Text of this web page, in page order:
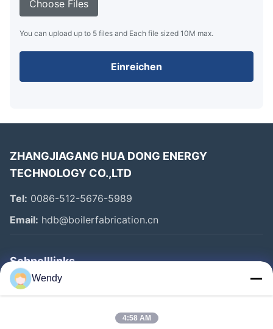
Choose Files
You can upload up to 5 files and Each file sized 10M max.
Einreichen
ZHANGJIAGANG HUA DONG ENERGY
TECHNOLOGY CO.,LTD
Tel: 0086-512-5676-5989
Email: hdb@boilerfabrication.cn
Schnelllinks
Haus
Wendy
4:58 AM